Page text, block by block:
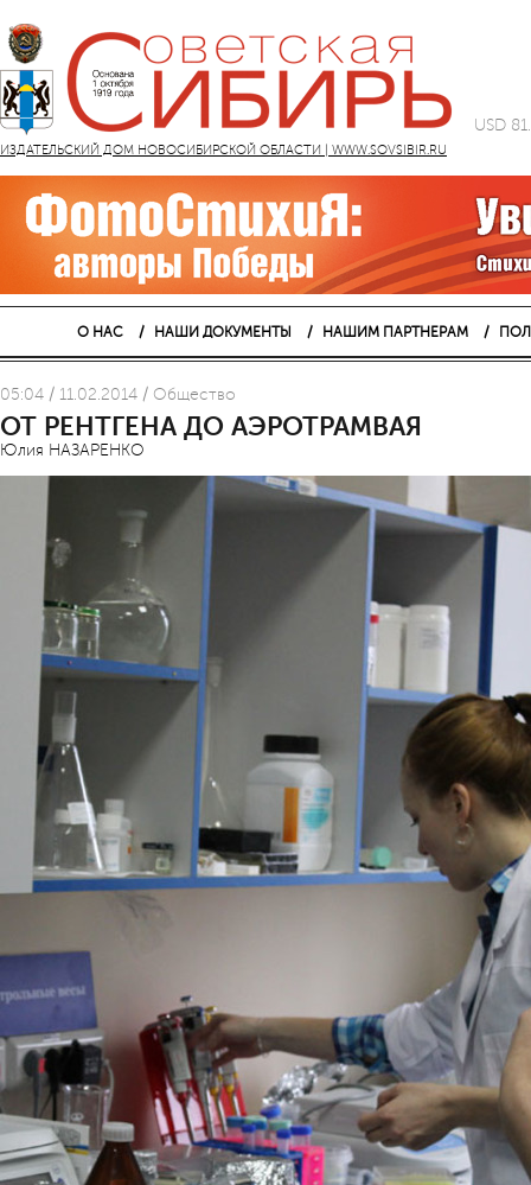
ИЗДАТЕЛЬСКИЙ ДОМ НОВОСИБИРСКОЙ ОБЛАСТИ | WWW.SOVSIBIR.RU
USD
О НАС НАШИ ДОКУМЕНТЫ НАШИМ ПАРТНЕРАМ
05:04 / 11.02.2014 / Общество
ОТ РЕНТГЕНА ДО АЭРОТРАМВАЯ
Юлия НАЗАРЕНКО